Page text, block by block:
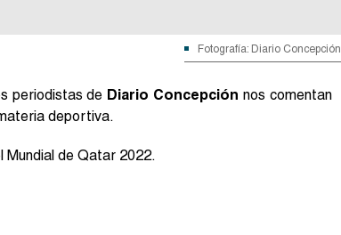
Fotografía: Diario Concepción
periodistas de Diario Concepción nos comentan
deportiva.
Mundial de Qatar 2022.